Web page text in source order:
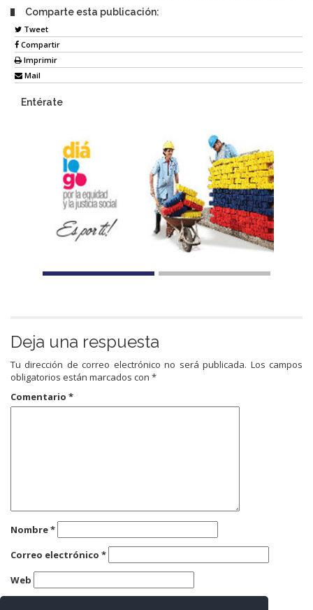
Comparte esta publicación:
Tweet
Compartir
Imprimir
Mail
Entérate
Deja una respuesta
Tu dirección de correo electrónico no será publicada. Los campos
obligatorios están marcados con *
Comentario *
Nombre*
Correo electrónico *
Web